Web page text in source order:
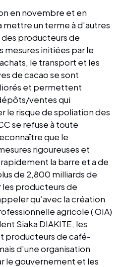
en novembre et en
un terme à d’autres
producteurs de
mesures initiées par le
le transport et les
de cacao se sont
et permettent
ventes qui
le risque de spoliation des
se refuse à toute
que le
rigoureuses et
la barre et a de
de 2,800 milliards de
les producteurs de
qu’avec la création
agricole ( OIA)
Siaka DIAKITE, les
producteurs de café-
d’une organisation
le gouvernement et les